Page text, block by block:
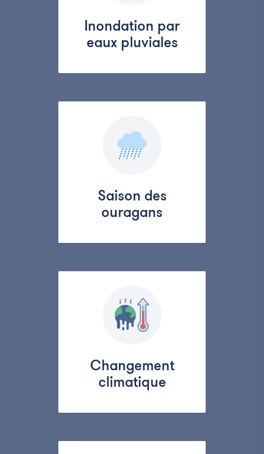
Inondation par
eaux pluviales
Saison des
ouragans
Changement
climatique